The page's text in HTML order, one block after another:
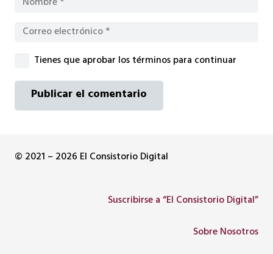
Tienes que aprobar los términos para continuar
Publicar el comentario
© 2021 – 2026 El Consistorio Digital
Suscribirse a “El Consistorio Digital”
Sobre Nosotros